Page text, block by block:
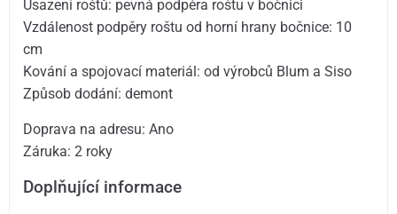
Usazení roštů: pevná podpěra roštu v bočnici
Vzdálenost podpěry roštu od horní hrany bočnice: 10
cm
Kování a spojovací materiál: od výrobců Blum a Siso
Způsob dodání: demont
Doprava na adresu: Ano
Záruka: 2 roky
Doplňující informace